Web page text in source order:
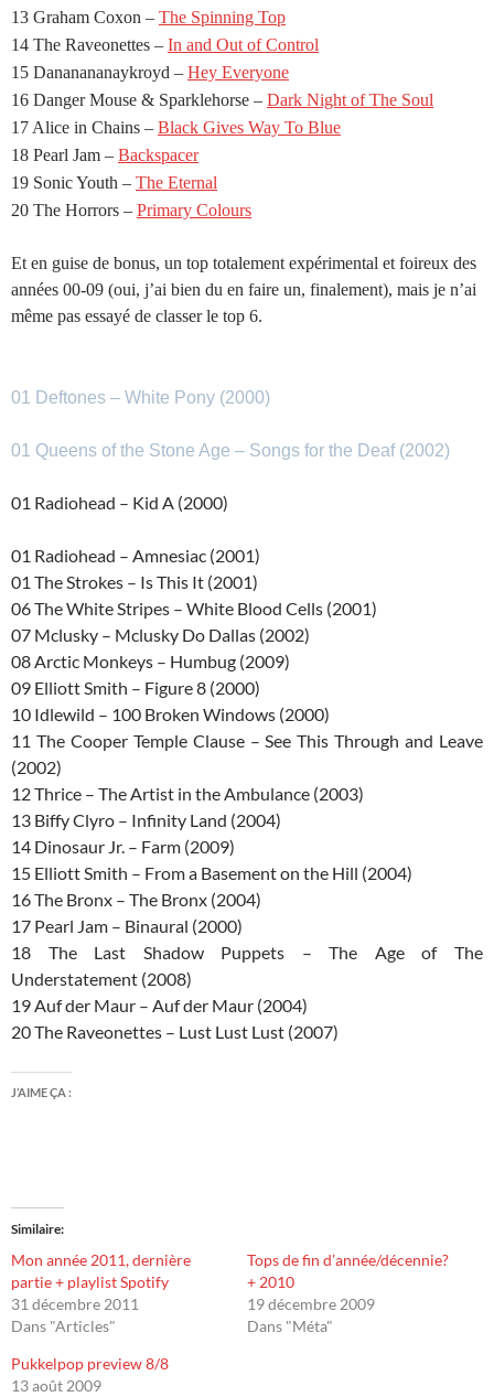
13 Graham Coxon – The Spinning Top
14 The Raveonettes – In and Out of Control
15 Dananananaykroyd – Hey Everyone
16 Danger Mouse & Sparklehorse – Dark Night of The Soul
17 Alice in Chains – Black Gives Way To Blue
18 Pearl Jam – Backspacer
19 Sonic Youth – The Eternal
20 The Horrors – Primary Colours
Et en guise de bonus, un top totalement expérimental et foireux des
années 00-09 (oui, j’ai bien du en faire un, finalement), mais je n’ai
même pas essayé de classer le top 6.
01 Deftones – White Pony (2000)
01 Queens of the Stone Age – Songs for the Deaf (2002)
01 Radiohead – Kid A (2000)
01 Radiohead – Amnesiac (2001)
01 The Strokes – Is This It (2001)
06 The White Stripes – White Blood Cells (2001)
07 Mclusky – Mclusky Do Dallas (2002)
08 Arctic Monkeys – Humbug (2009)
09 Elliott Smith – Figure 8 (2000)
10 Idlewild – 100 Broken Windows (2000)
11 The Cooper Temple Clause – See This Through and Leave
(2002)
12 Thrice – The Artist in the Ambulance (2003)
13 Biffy Clyro – Infinity Land (2004)
14 Dinosaur Jr. – Farm (2009)
15 Elliott Smith – From a Basement on the Hill (2004)
16 The Bronx – The Bronx (2004)
17 Pearl Jam – Binaural (2000)
18 The Last Shadow Puppets – The Age of The
Understatement (2008)
19 Auf der Maur – Auf der Maur (2004)
20 The Raveonettes – Lust Lust Lust (2007)
J’AIME ÇA :
Similaire
Mon année 2011, dernière
partie + playlist Spotify
31 décembre 2011
Dans "Articles"
Tops de fin d’année/décennie?
+ 2010
19 décembre 2009
Dans "Méta"
Pukkelpop preview 8/8
13 août 2009